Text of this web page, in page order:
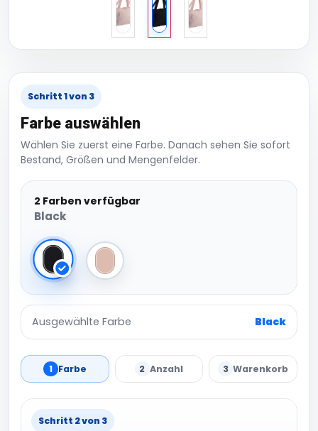
Schritt 1 von 3
Farbe auswählen
Wählen Sie zuerst eine Farbe. Danach sehen Sie sofort
Bestand, Größen und Mengenfelder.
2 Farben verfügbar
Black
Black Fresh Pink
Ausgewählte Farbe Black
1 Farbe 2 Anzahl 3 Warenkorb
Schritt 2 von 3